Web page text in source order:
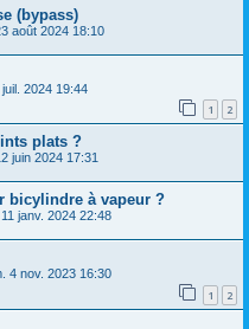
(bypass)
août 2024 18:10
2024 19:44
1 2
plats ?
juin 2024 17:31
bicylindre à vapeur ?
janv. 2024 22:48
4 nov. 2023 16:30
1 2